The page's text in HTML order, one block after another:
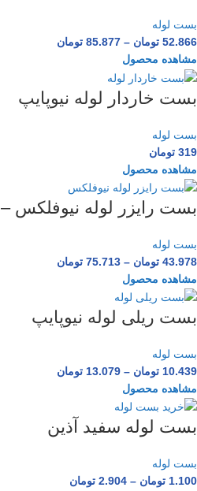
بست لوله
52.866 تومان –
85.877 تومان
مشاهده محصول
بست خاردار لوله نیوپایپ
بست لوله
319 تومان
مشاهده محصول
بست رایزر لوله نیوفلکس – BD
بست لوله
43.978 تومان –
75.713 تومان
مشاهده محصول
بست ریلی لوله نیوپایپ
بست لوله
10.439 تومان –
13.079 تومان
مشاهده محصول
بست لوله سفید آذین
بست لوله
1.100 تومان –
2.904 تومان